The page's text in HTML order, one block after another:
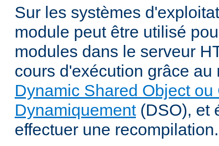
Sur les systèmes
module peut être utilisé
modules dans le serveur
cours d'exécution grâce au
Dynamic Shared Object
Dynamiquement(DSO), et
effectuer une recompilation.